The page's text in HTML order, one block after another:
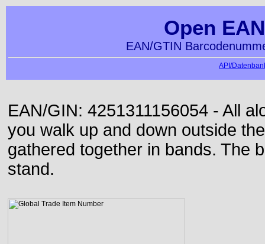
Open
EAN/GTIN
API/
EAN/GIN: 4251311156054 - All
you walk up and down outside
gathered together in bands. The
stand.